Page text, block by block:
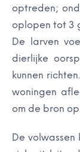
optreden;
oplopen tot 3
De larven
dierlijke
kunnen
woningen
om de bron
De volwassen